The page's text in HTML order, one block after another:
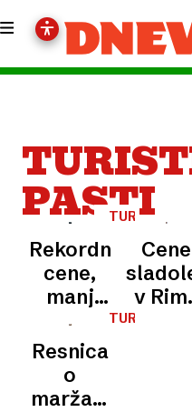
PASTI
TURIZEM
Rekordne
cene,
manj
gostov:
se
Hrvaški
maščuje
Cene
v
TURIZEM
Resnica
o
maržah: